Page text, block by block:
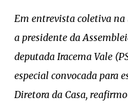
Em entrevista coletiva na
a presidente da
deputada Iracema Vale
especial convocada para
Diretora da Casa,